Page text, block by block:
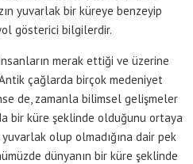
yuvarlak bir küreye benzeyip
gösterici bilgilerdir.
merak ettiği ve üzerine
çağlarda birçok medeniyet
de, zamanla bilimsel gelişmeler
bir küre şeklinde olduğunu ortaya
olup olmadığına dair pek
dünyanın bir küre şeklinde